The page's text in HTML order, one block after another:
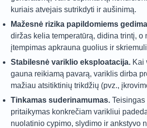
kuriais atvejais sutrikdyti ir aušinimą.
Mažesnė rizika papildomiems
diržas kelia temperatūrą, didina trintį, o
įtempimas apkrauna guolius ir
Stabilesnė variklio eksploatacija. Kai
gauna reikiamą pavarą, variklis dirba
mažiau atsitiktinių trikdžių (pvz.,
Tinkamas suderinamumas.
pritaikymas konkrečiam varikliui
nuolatinio cypimo, slydimo ir ankstyvo